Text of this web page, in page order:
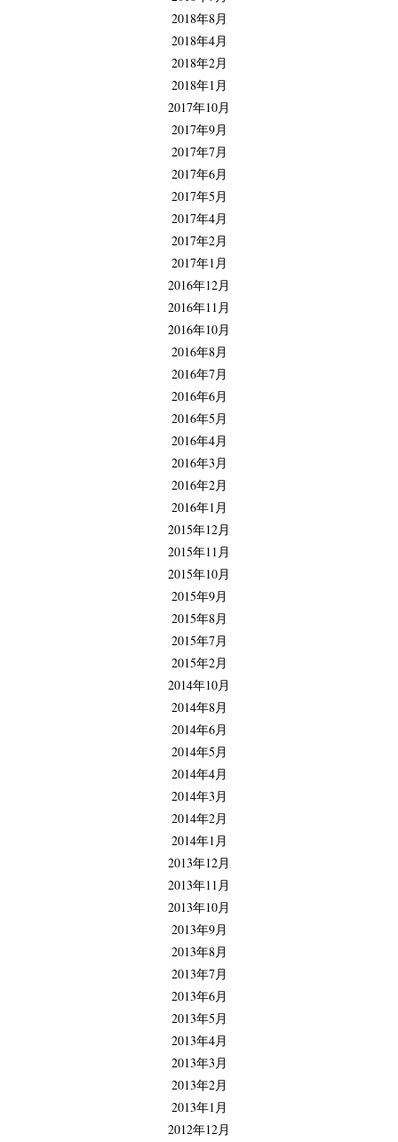
2018年8月
2018年4月
2018年2月
2018年1月
2017年10月
2017年9月
2017年7月
2017年6月
2017年5月
2017年4月
2017年2月
2017年1月
2016年12月
2016年11月
2016年10月
2016年8月
2016年7月
2016年6月
2016年5月
2016年4月
2016年3月
2016年2月
2016年1月
2015年12月
2015年11月
2015年10月
2015年9月
2015年8月
2015年7月
2015年2月
2014年10月
2014年8月
2014年6月
2014年5月
2014年4月
2014年3月
2014年2月
2014年1月
2013年12月
2013年11月
2013年10月
2013年9月
2013年8月
2013年7月
2013年6月
2013年5月
2013年4月
2013年3月
2013年2月
2013年1月
2012年12月